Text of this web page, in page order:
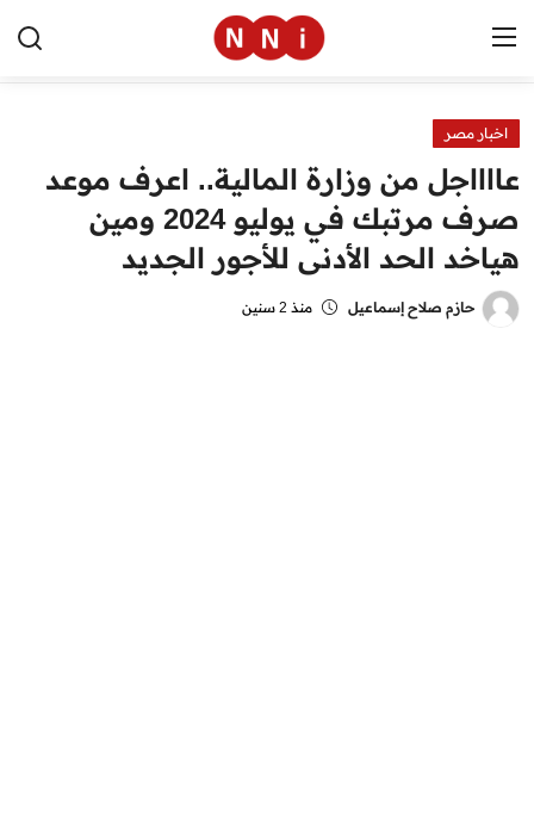
الرئيسية
اخبار مصر
العالم
الرياضة
اخبار مصر
عااااجل من وزارة المالية.. اعرف موعد
صرف مرتبك في يوليو 2024 ومين
هياخد الحد الأدنى للأجور الجديد
حازم صلاح إسماعيل منذ 2 سنين